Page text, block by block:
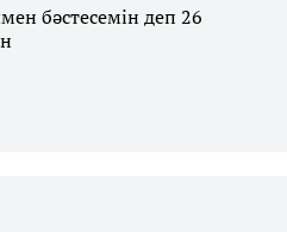
бәстесемін деп 26